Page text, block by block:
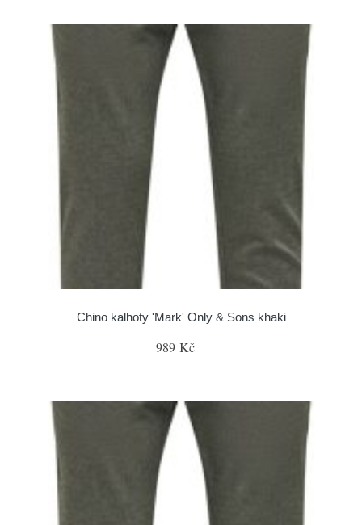
Chino kalhoty 'Mark' Only & Sons khaki
989 Kč